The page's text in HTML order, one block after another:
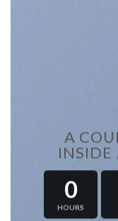
A
INSIDE
0
HOURS